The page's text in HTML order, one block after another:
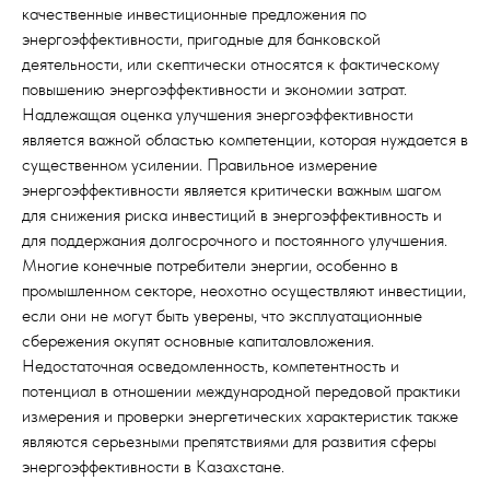
качественные инвестиционные предложения по
энергоэффективности, пригодные для банковской
деятельности, или скептически относятся к фактическому
повышению энергоэффективности и экономии затрат.
Надлежащая оценка улучшения энергоэффективности
является важной областью компетенции, которая нуждается в
существенном усилении. Правильное измерение
энергоэффективности является критически важным шагом
для снижения риска инвестиций в энергоэффективность и
для поддержания долгосрочного и постоянного улучшения.
Многие конечные потребители энергии, особенно в
промышленном секторе, неохотно осуществляют инвестиции,
если они не могут быть уверены, что эксплуатационные
сбережения окупят основные капиталовложения.
Недостаточная осведомленность, компетентность и
потенциал в отношении международной передовой практики
измерения и проверки энергетических характеристик также
являются серьезными препятствиями для развития сферы
энергоэффективности в Казахстане.